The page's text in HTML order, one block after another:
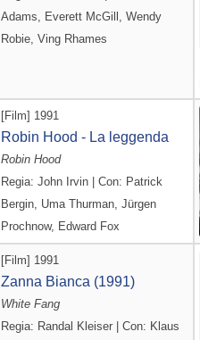
Adams, Everett McGill, Wendy
Robie, Ving Rhames
[Film] 1991
Robin Hood - La leggenda
Robin Hood
Regia: John Irvin | Con: Patrick
Bergin, Uma Thurman, Jürgen
Prochnow, Edward Fox
[Film] 1991
Zanna Bianca (1991)
White Fang
Regia: Randal Kleiser | Con: Klaus